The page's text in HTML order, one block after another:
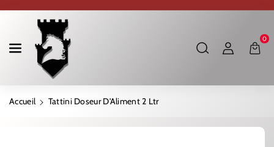
Ignorer Et Passer Au Contenu
0
Accueil Tattini Doseur D'Aliment 2 Ltr